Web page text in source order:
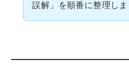
誤解」を順番に整理しま